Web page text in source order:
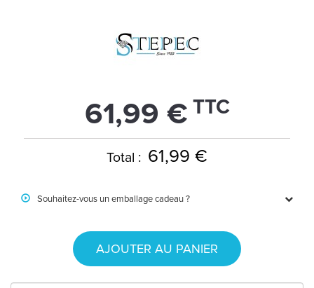
61,99 € TTC
Total : 61,99 €
Souhaitez-vous un emballage cadeau ?
AJOUTER AU PANIER